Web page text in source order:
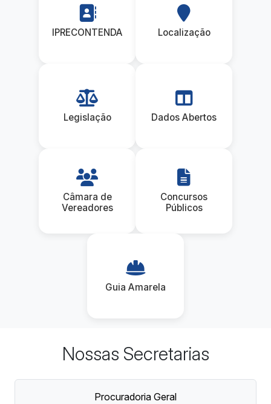
IPRECONTENDA Localização
Legislação Dados Abertos
Câmara de
Vereadores
Concursos
Públicos
Guia Amarela
Nossas Secretarias
Procuradoria Geral